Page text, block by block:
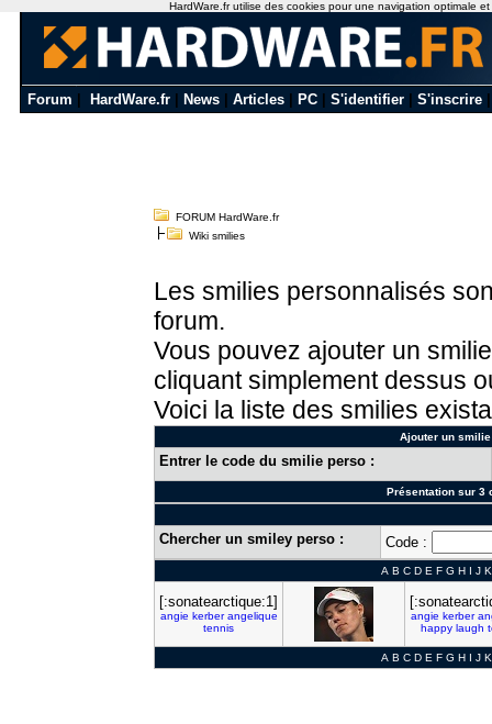
Forum HardWare.fr News Articles PC S'identifier S'inscrire
FORUM HardWare.fr
Wiki smilies
Les smilies personnalisés
forum.
Vous pouvez ajouter un
cliquant simplement dessus
Voici la liste des smilies
Ajouter un
Entrer le code du smilie perso :
Présentation sur 3
Chercher un smiley perso : Code :
A B C D E F G H I J K
[:sonatearctique:1]
angie kerber angelique
tennis
angie kerber
happy laugh
A B C D E F G H I J K
HardWare.fr utilise des cookies pour une navigation optimale